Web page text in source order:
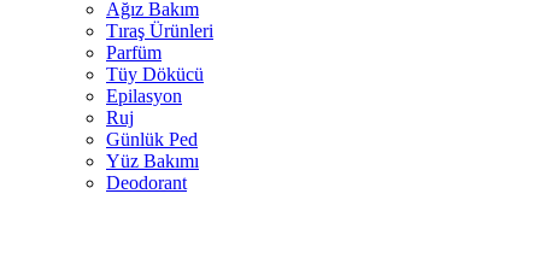
Ağız Bakım
Tıraş Ürünleri
Parfüm
Tüy Dökücü
Epilasyon
Ruj
Günlük Ped
Yüz Bakımı
Deodorant